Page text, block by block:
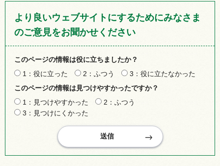
より良いウェブサイトにするためにみなさま
のご意見をお聞かせください
このページの情報は役に立ちましたか？
1：役に立った
2：ふつう
3：役に立たなかった
このページの情報は見つけやすかったですか？
1：見つけやすかった
2：ふつう
3：見つけにくかった